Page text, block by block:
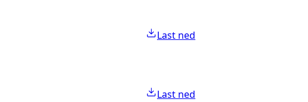
Last ned
Last ned